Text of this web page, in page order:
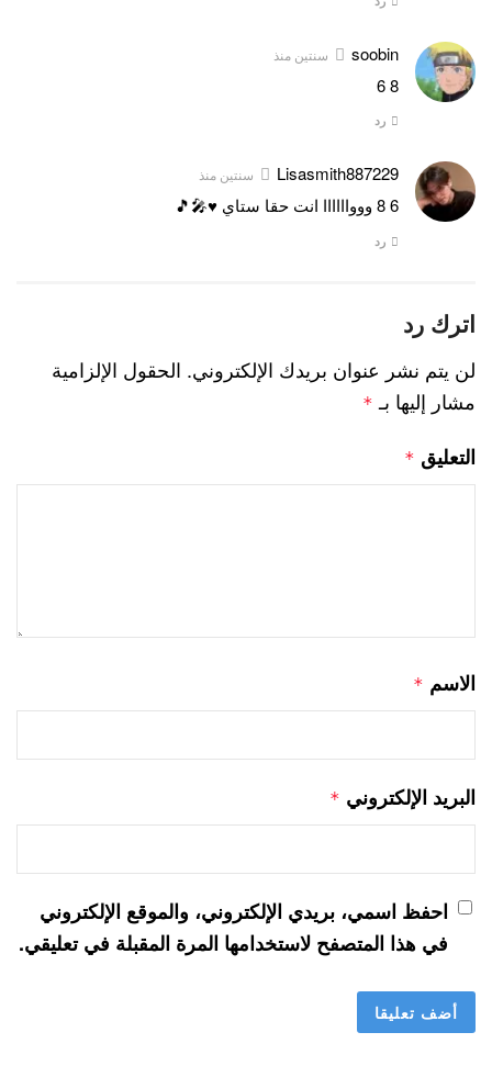
soobin سنتين منذ
8 6
رد
Lisasmith887229 سنتين منذ
6 8 ووواااااا انت حقا ستاي ♥🎤🎵
رد
اترك رد
لن يتم نشر عنوان بريدك الإلكتروني. الحقول الإلزامية
مشار إليها بـ *
التعليق *
الاسم *
البريد الإلكتروني *
احفظ اسمي، بريدي الإلكتروني، والموقع الإلكتروني
في هذا المتصفح لاستخدامها المرة المقبلة في تعليقي.